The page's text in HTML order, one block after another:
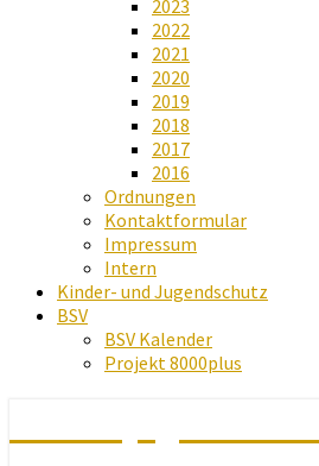
2023
2022
2021
2020
2019
2018
2017
2016
Ordnungen
Kontaktformular
Impressum
Intern
Kinder- und Jugendschutz
BSV
BSV Kalender
Projekt 8000plus